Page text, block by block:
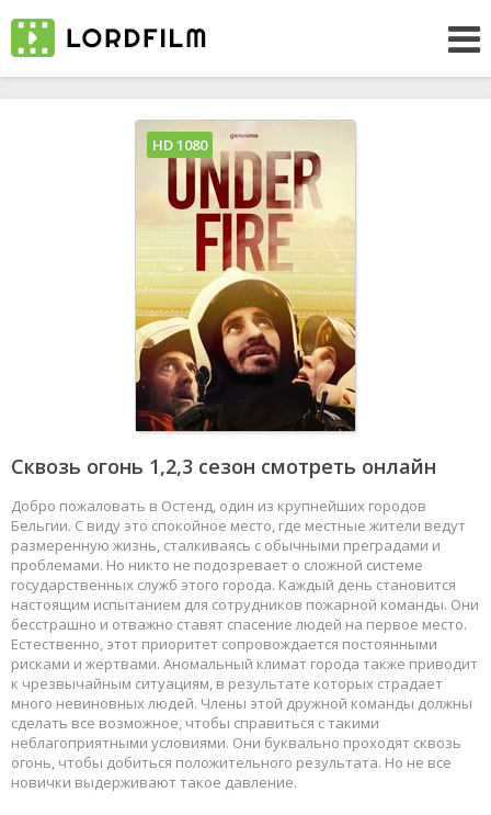
Сквозь огонь 1,2,3 сезон смотреть онлайн
Добро пожаловать в Остенд, один из крупнейших городов
Бельгии. С виду это спокойное место, где местные жители ведут
размеренную жизнь, сталкиваясь с обычными преградами и
проблемами. Но никто не подозревает о сложной системе
государственных служб этого города. Каждый день становится
настоящим испытанием для сотрудников пожарной команды. Они
бесстрашно и отважно ставят спасение людей на первое место.
Естественно, этот приоритет сопровождается постоянными
рисками и жертвами. Аномальный климат города также приводит
к чрезвычайным ситуациям, в результате которых страдает
много невиновных людей. Члены этой дружной команды должны
сделать все возможное, чтобы справиться с такими
неблагоприятными условиями. Они буквально проходят сквозь
огонь, чтобы добиться положительного результата. Но не все
новички выдерживают такое давление.
HD 1080